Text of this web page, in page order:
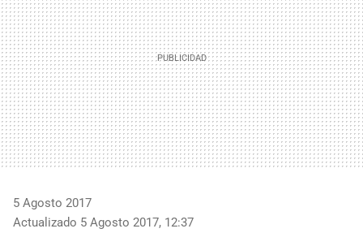
5 Agosto 2017
Actualizado 5 Agosto 2017, 12:37